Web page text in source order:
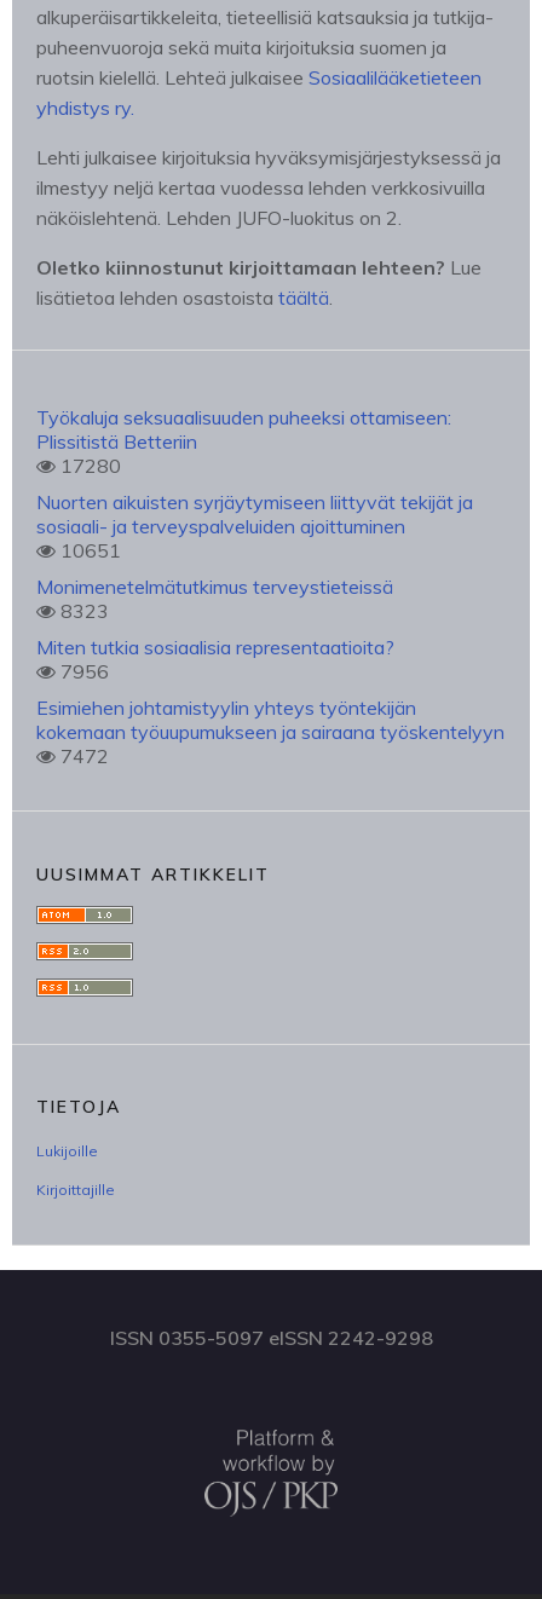
alkuperäisartikkeleita, tieteellisiä katsauksia ja tutkija-
puheenvuoroja sekä muita kirjoituksia suomen ja
ruotsin kielellä. Lehteä julkaisee Sosiaalilääketieteen
yhdistys ry.
Lehti julkaisee kirjoituksia hyväksymisjärjestyksessä ja
ilmestyy neljä kertaa vuodessa lehden verkkosivuilla
näköislehtenä. Lehden JUFO-luokitus on 2.
Oletko kiinnostunut kirjoittamaan lehteen? Lue
lisätietoa lehden osastoista täältä.
Työkaluja seksuaalisuuden puheeksi ottamiseen:
Plissitistä Betteriin
17280
Nuorten aikuisten syrjäytymiseen liittyvät tekijät ja
sosiaali- ja terveyspalveluiden ajoittuminen
10651
Monimenetelmätutkimus terveystieteissä
8323
Miten tutkia sosiaalisia representaatioita?
7956
Esimiehen johtamistyylin yhteys työntekijän
kokemaan työuupumukseen ja sairaana työskentelyyn
7472
UUSIMMAT ARTIKKELIT
TIETOJA
Lukijoille
Kirjoittajille
ISSN 0355-5097 eISSN 2242-9298